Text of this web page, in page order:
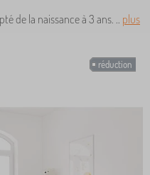
de la naissance à 3 ans. .. plus
réduction